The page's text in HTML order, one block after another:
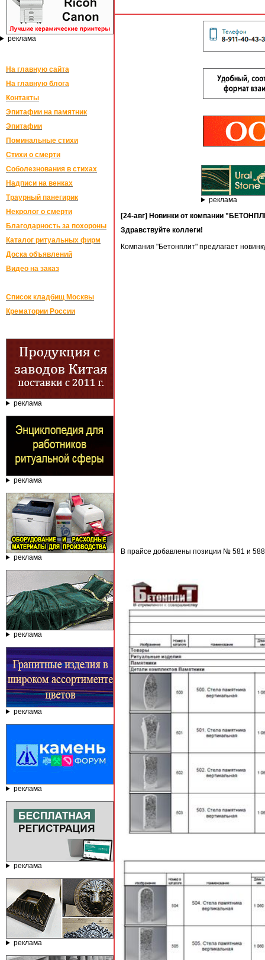
реклама
На главную сайта
На главную блога
Контакты
Эпитафии на памятник
Эпитафии
Поминальные стихи
Стихи о смерти
Соболезнования в стихах
Надписи на венках
Траурный панегирик
Некролог о смерти
Благодарность за похороны
Каталог ритуальных фирм
Доска объявлений
Видео на заказ
Список кладбищ Москвы
Крематории России
реклама
реклама
реклама
реклама
реклама
реклама
реклама
реклама
реклама
[24-авг] Новинки от компании
Здравствуйте коллеги!
Компания "Бетонплит" предлагает
В прайсе добавлены позиции № 581 и